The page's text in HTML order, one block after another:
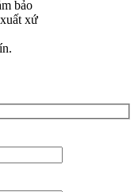
bảo
xứ